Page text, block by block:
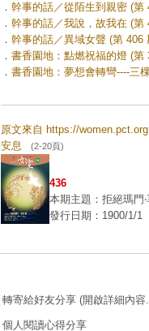
． 幹事的話／從陌生到親密 (第
． 幹事的話／我說，故我在 (第
． 幹事的話／異域女聲 (第 406
． 書香園地：點燃祝福的燈 (第
． 書香園地：夢想會轉彎----三
原文來自 https://
安息 (2-20頁)
436
本期主題：拒絕瑪門
發行日期：1900/1/1
轉寄給好友分享 (開啟詳細內容
個人閱讀心得分享